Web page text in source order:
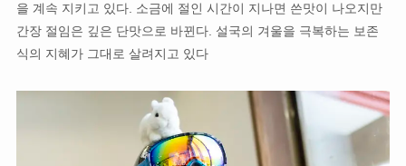
을 계속 지키고 있다. 소금에 절인 시간이 지나면 쓴맛이 나오지만
간장 절임은 깊은 단맛으로 바뀐다. 설국의 겨울을 극복하는 보존
식의 지혜가 그대로 살려지고 있다